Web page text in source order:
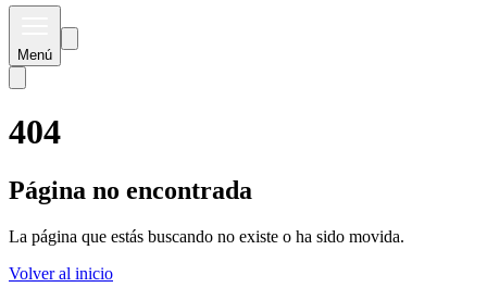
Menú
404
Página no encontrada
La página que estás buscando no existe o ha sido movida.
Volver al inicio